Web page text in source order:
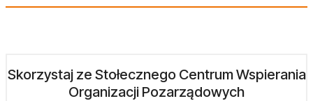
Skorzystaj ze Stołecznego Centrum Wspierania
Organizacji Pozarządowych